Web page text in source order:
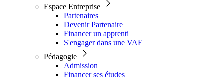
Espace Entreprise
Partenaires
Devenir Partenaire
Financer un apprenti
S'engager dans une VAE
Pédagogie
Admission
Financer ses études